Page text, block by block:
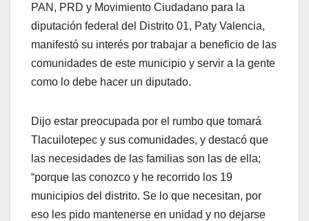
PAN, PRD y Movimiento Ciudadano para la
diputación federal del Distrito 01, Paty Valencia,
manifestó su interés por trabajar a beneficio de las
comunidades de este municipio y servir a la gente
como lo debe hacer un diputado.
Dijo estar preocupada por el rumbo que tomará
Tlacuilotepec y sus comunidades, y destacó que
las necesidades de las familias son las de ella;
“porque las conozco y he recorrido los 19
municipios del distrito. Se lo que necesitan, por
eso les pido mantenerse en unidad y no dejarse